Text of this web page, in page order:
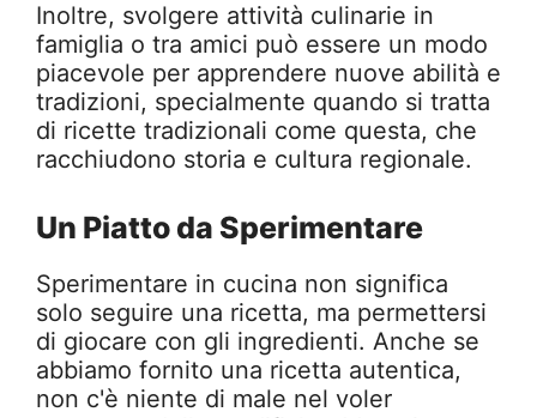
Inoltre, svolgere attività culinarie in
famiglia o tra amici può essere un modo
piacevole per apprendere nuove abilità e
tradizioni, specialmente quando si tratta
di ricette tradizionali come questa, che
racchiudono storia e cultura regionale.
Un Piatto da Sperimentare
Sperimentare in cucina non significa
solo seguire una ricetta, ma permettersi
di giocare con gli ingredienti. Anche se
abbiamo fornito una ricetta autentica,
non c'è niente di male nel voler